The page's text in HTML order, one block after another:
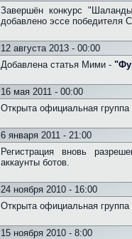
Завершён конкурс
добавлено эссе победителя
12 августа 2013 - 00:00
Добавлена статья Мими -
16 мая 2011 - 00:00
Открыта официальная
6 января 2011 - 21:00
Регистрация вновь
аккаунты ботов.
24 ноября 2010 - 16:00
Открыта официальная группа
15 ноября 2010 - 8:00